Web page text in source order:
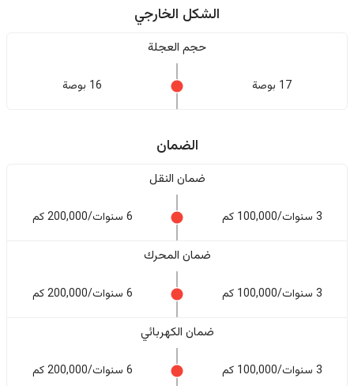
الشكل الخارجي
حجم العجلة
17 بوصة 16 بوصة
الضمان
ضمان النقل
3 سنوات/100,000 كم 6 سنوات/200,000 كم
ضمان المحرك
3 سنوات/100,000 كم 6 سنوات/200,000 كم
ضمان الكهربائي
3 سنوات/100,000 كم 6 سنوات/200,000 كم